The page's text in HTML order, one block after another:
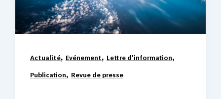
Actualité, Evénement, Lettre d'information,
Publication, Revue de presse